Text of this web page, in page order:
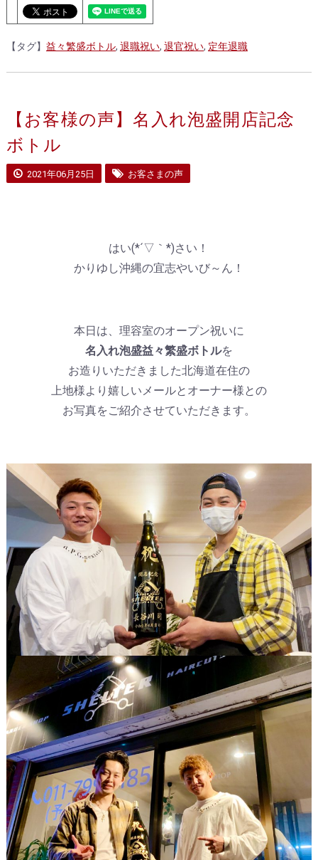
【タグ】 益々繁盛ボトル, 退職祝い, 退官祝い, 定年退職
【お客様の声】名入れ泡盛開店記念
ボトル
2021年06月25日 お客さまの声
はい(*´▽｀*)さい！
かりゆし沖縄の宜志やいび～ん！
本日は、理容室のオープン祝いに
名入れ泡盛益々繁盛ボトルを
お造りいただきました北海道在住の
上地様より嬉しいメールとオーナー様との
お写真をご紹介させていただきます。